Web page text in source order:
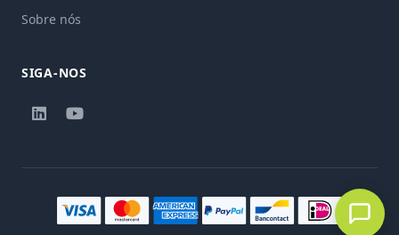
Sobre nós
SIGA-NOS